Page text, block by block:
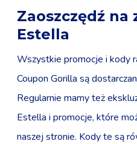
Zaoszczędź na
Estella
Wszystkie promocje i kody
Coupon Gorilla są
Regularnie mamy też
Estella i promocje, które
naszej stronie. Kody te są